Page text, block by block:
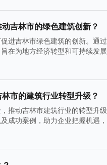
吉林市的绿色建筑创新？
进吉林市绿色建筑的创新。通
在为地方经济转型和可持续发
市的建筑行业转型升级？
推动吉林市建筑行业的转型升
成功案例，助力企业把握机遇